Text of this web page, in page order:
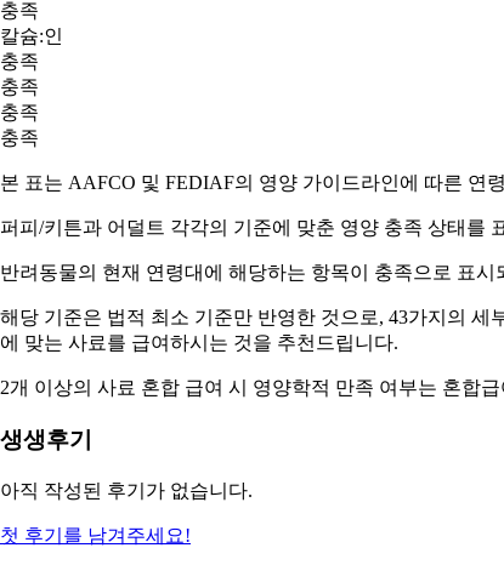
충족
칼슘:인
충족
충족
충족
충족
본 표는 AAFCO 및 FEDIAF의 영양 가이드라인에 따른 연
퍼피/키튼과 어덜트 각각의 기준에 맞춘 영양 충족 상태를
반려동물의 현재 연령대에 해당하는 항목이 충족으로 표시
해당 기준은 법적 최소 기준만 반영한 것으로, 43가지의 세
에 맞는 사료를 급여하시는 것을 추천드립니다.
2개 이상의 사료 혼합 급여 시 영양학적 만족 여부는 혼합급
생생후기
아직 작성된 후기가 없습니다.
첫 후기를 남겨주세요!